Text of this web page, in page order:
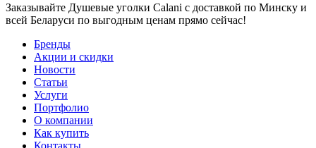
Заказывайте Душевые уголки Calani с доставкой по Минску и
всей Беларуси по выгодным ценам прямо сейчас!
Бренды
Акции и скидки
Новости
Статьи
Услуги
Портфолио
О компании
Как купить
Контакты